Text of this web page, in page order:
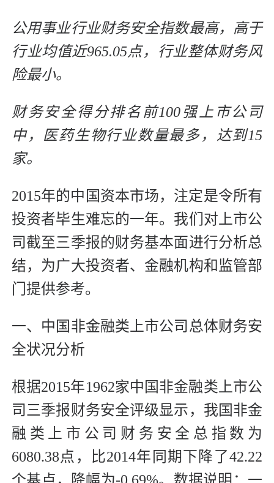
公用事业行业财务安全指数最高，高于
行业均值近965.05点，行业整体财务风
险最小。
财务安全得分排名前100强上市公司
中，医药生物行业数量最多，达到15
家。
2015年的中国资本市场，注定是令所有
投资者毕生难忘的一年。我们对上市公
司截至三季报的财务基本面进行分析总
结，为广大投资者、金融机构和监管部
门提供参考。
一、中国非金融类上市公司总体财务安
全状况分析
根据2015年1962家中国非金融类上市公
司三季报财务安全评级显示，我国非金
融类上市公司财务安全总指数为
6080.38点，比2014年同期下降了42.22